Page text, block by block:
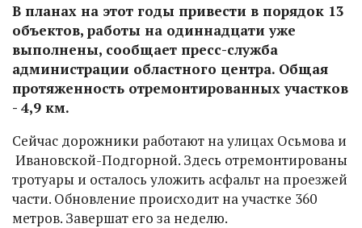
В планах на этот годы привести в порядок 13
объектов, работы на одиннадцати уже
выполнены, сообщает пресс-служба
администрации областного центра. Общая
протяженность отремонтированных участков
- 4,9 км.
Сейчас дорожники работают на улицах Осьмова и
Ивановской-Подгорной. Здесь отремонтированы
тротуары и осталось уложить асфальт на проезжей
части. Обновление происходит на участке 360
метров. Завершат его за неделю.